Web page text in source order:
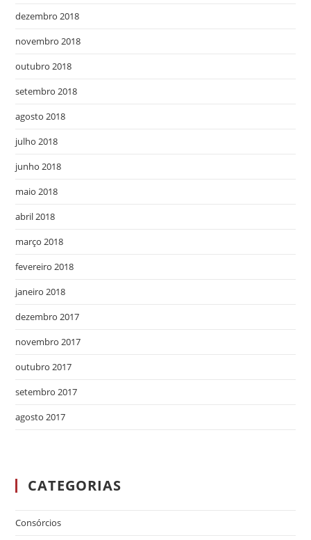
dezembro 2018
novembro 2018
outubro 2018
setembro 2018
agosto 2018
julho 2018
junho 2018
maio 2018
abril 2018
março 2018
fevereiro 2018
janeiro 2018
dezembro 2017
novembro 2017
outubro 2017
setembro 2017
agosto 2017
CATEGORIAS
Consórcios